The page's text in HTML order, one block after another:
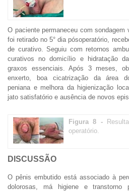
O paciente permaneceu com
foi retirado no 5° dia pósoperatório,
de curativo. Seguiu com retornos
curativos no domicílio e hidratação
graxos essenciais. Após 3 meses,
enxerto, boa cicatrização da área
peniana e melhora da higienização
jato satisfatório e ausência de novos
Figura 8 -
operatório.
DISCUSSÃO
O pênis embutido está associado à
dolorosas, má higiene e transtorno